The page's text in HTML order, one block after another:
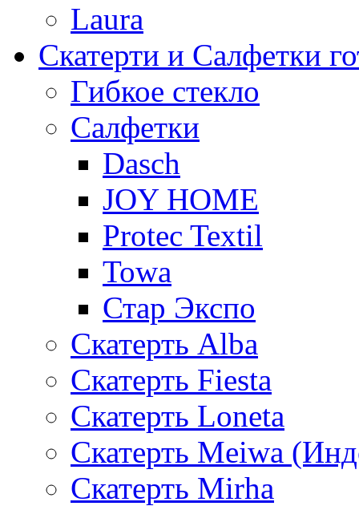
Laura
Скатерти и Салфетки
Гибкое стекло
Салфетки
Dasch
JOY HOME
Protec Textil
Towa
Стар Экспо
Скатерть Alba
Скатерть Fiesta
Скатерть Loneta
Скатерть Meiwa
Скатерть Mirha